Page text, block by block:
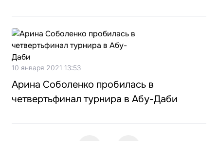
10 января 2021 13:53
Арина Соболенко пробилась в
четвертьфинал турнира в Абу-Даби